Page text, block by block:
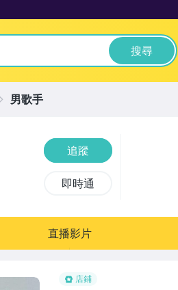
搜尋
店鋪
追蹤
即時通
直播影片
男歌手